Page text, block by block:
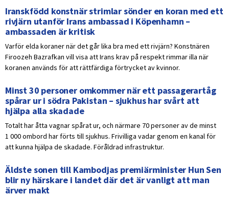
Iranskfödd konstnär strimlar sönder en koran med ett
rivjärn utanför Irans ambassad i Köpenhamn –
ambassaden är kritisk
Varför elda koraner när det går lika bra med ett rivjärn? Konstnären
Firoozeh Bazrafkan vill visa att Irans krav på respekt rimmar illa när
koranen används för att rättfärdiga förtrycket av kvinnor.
Minst 30 personer omkommer när ett passagerartåg
spårar ur i södra Pakistan – sjukhus har svårt att
hjälpa alla skadade
Totalt har åtta vagnar spårat ur, och närmare 70 personer av de minst
1 000 ombord har förts till sjukhus. Frivilliga vadar genom en kanal för
att kunna hjälpa de skadade. Föråldrad infrastruktur.
Äldste sonen till Kambodjas premiärminister Hun Sen
blir ny härskare i landet där det är vanligt att man
ärver makt